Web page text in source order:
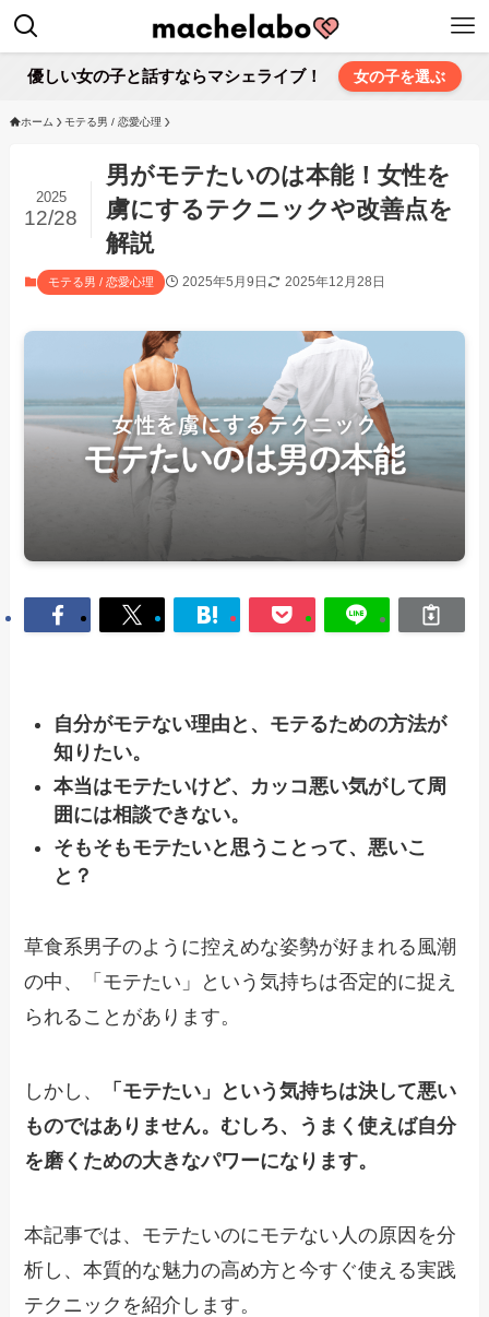
優しい女の子と話すならマシェライブ！ 女の子を選ぶ
ホーム モテる男 / 恋愛心理
男がモテたいのは本能！女性を
虜にするテクニックや改善点を
解説
2025
12/28
モテる男 / 恋愛心理 2025年5月9日 2025年12月28日
自分がモテない理由と、モテるための方法が
知りたい。
本当はモテたいけど、カッコ悪い気がして周
囲には相談できない。
そもそもモテたいと思うことって、悪いこ
と？
草食系男子のように控えめな姿勢が好まれる風潮
の中、「モテたい」という気持ちは否定的に捉え
られることがあります。
しかし、
「モテたい」という気持ちは決して悪い
ものではありません。むしろ、うまく使えば自分
を磨くための大きなパワーになります。
本記事では、モテたいのにモテない人の原因を分
析し、本質的な魅力の高め方と今すぐ使える実践
テクニックを紹介します。